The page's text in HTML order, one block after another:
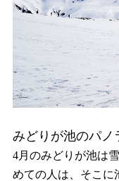
みどりが池のパノ
4月のみどりが池は
めての人は、そこに